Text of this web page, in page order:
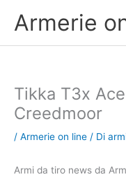
Armerie
Tikka T3x
Creedmoor
/ Armerie on line / Di
Armi da tiro news da